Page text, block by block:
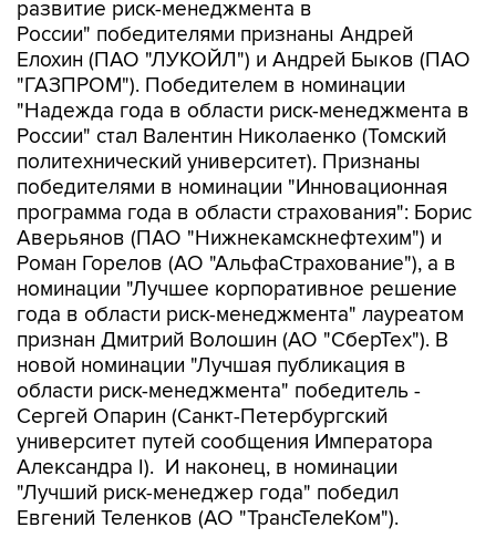
развитие риск-менеджмента в
России" победителями признаны Андрей
Елохин (ПАО "ЛУКОЙЛ") и Андрей Быков (ПАО
"ГАЗПРОМ"). Победителем в номинации
"Надежда года в области риск-менеджмента в
России" стал Валентин Николаенко (Томский
политехнический университет). Признаны
победителями в номинации "Инновационная
программа года в области страхования": Борис
Аверьянов (ПАО "Нижнекамскнефтехим") и
Роман Горелов (АО "АльфаСтрахование"), а в
номинации "Лучшее корпоративное решение
года в области риск-менеджмента" лауреатом
признан Дмитрий Волошин (АО "СберТех"). В
новой номинации "Лучшая публикация в
области риск-менеджмента" победитель -
Сергей Опарин (Санкт-Петербургский
университет путей сообщения Императора
Александра I). И наконец, в номинации
"Лучший риск-менеджер года" победил
Евгений Теленков (АО "ТрансТелеКом").